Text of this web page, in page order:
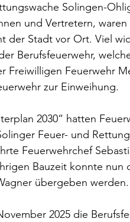
Solingen-
und Vertretern,
der Stadt vor Ort. Viel
Berufsfeuerwehr,
Freiwilligen Feuerwehr
zur Einweihung.
2030“ hatten
Feuer- und
Feuerwehrchef
Bauzeit konnte
übergeben werden.
2025 die